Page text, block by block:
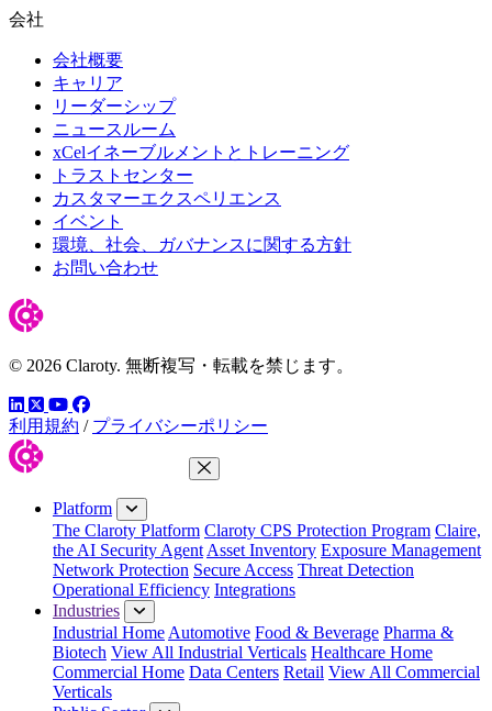
会社
会社概要
キャリア
リーダーシップ
ニュースルーム
xCelイネーブルメントとトレーニング
トラストセンター
カスタマーエクスペリエンス
イベント
環境、社会、ガバナンスに関する方針
お問い合わせ
© 2026 Claroty. 無断複写・転載を禁じます。
LinkedIn
ツイッター
YouTube
Facebook
利用規約 / プライバシーポリシー
Close Menu
Platform
The Claroty Platform Claroty CPS Protection Program Claire,
the AI Security Agent Asset Inventory Exposure Management
Network Protection Secure Access Threat Detection
Operational Efficiency Integrations
Industries
Industrial Home Automotive Food & Beverage Pharma &
Biotech View All Industrial Verticals Healthcare Home
Commercial Home Data Centers Retail View All Commercial
Verticals